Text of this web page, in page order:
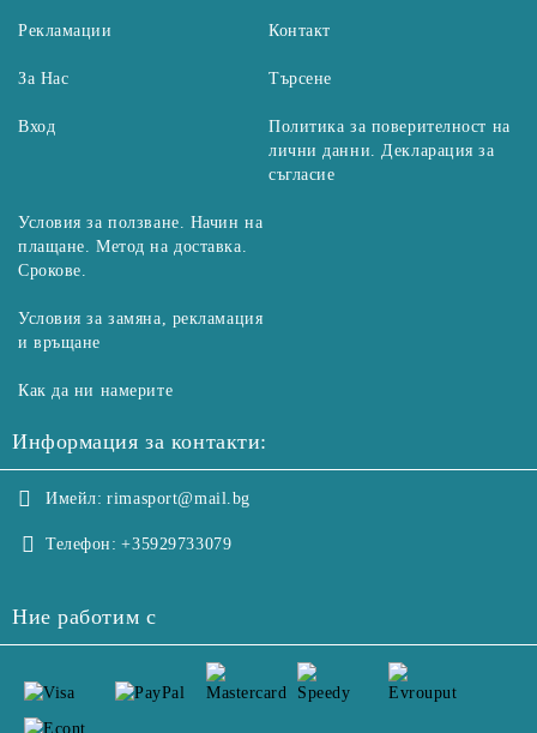
Рекламации
За Нас
Вход
Контакт
Търсене
Политика за поверителност на
лични данни. Декларация за
съгласие
Условия за ползване. Начин на
плащане. Метод на доставка.
Срокове.
Условия за замяна, рекламация
и връщане
Как да ни намерите
Информация за контакти:
Имейл: rimasport@mail.bg
Телефон: +35929733079
Ние работим с